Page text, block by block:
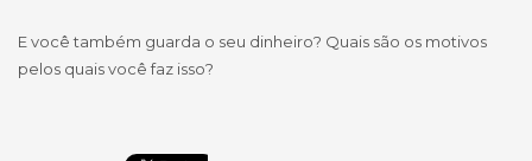
E você também guarda o seu dinheiro? Quais são os motivos
pelos quais você faz isso?